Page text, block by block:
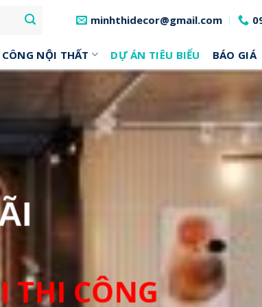
minhthidecor@gmail.com
NỘI THẤT DỰ ÁN TIÊU BIỂU BÁO GIÁ
THI CÔNG